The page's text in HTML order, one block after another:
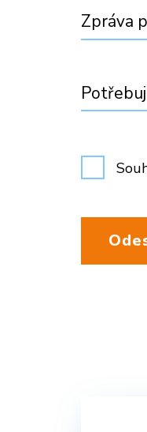
Zpráva